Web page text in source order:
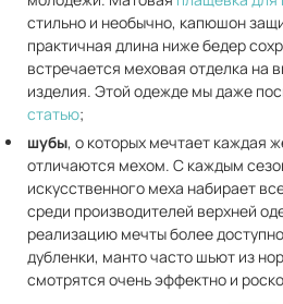
стильно и необычно, капюшон
практичная длина ниже бедер
встречается меховая отделка на
изделия. Этой одежде мы даже
статью;
шубы, о которых мечтает каждая
отличаются мехом. С каждым
искусственного меха набирает
среди производителей верхней
реализацию мечты более
дубленки, манто часто шьют из
смотрятся очень эффектно и